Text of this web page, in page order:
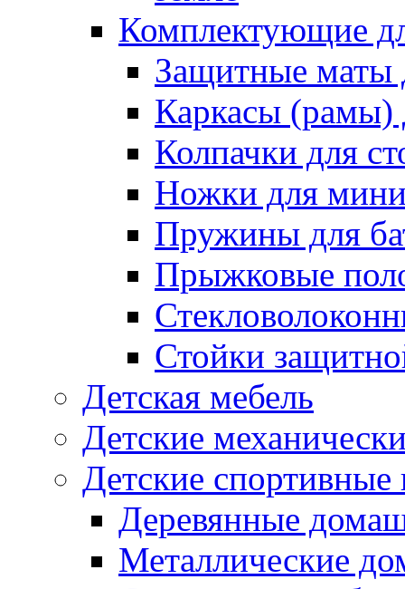
Комплектующие
Защитные маты
Каркасы (рамы)
Колпачки для
Ножки для
Пружины для
Прыжковые
Стойки
Детская мебель
Детские
Детские
Деревянные
Металлические